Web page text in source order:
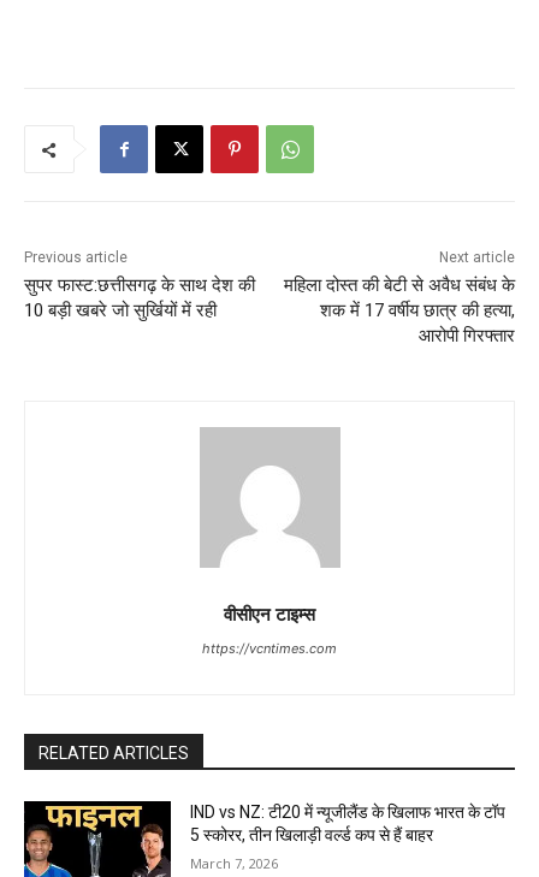
Previous article
सुपर फास्ट:छत्तीसगढ़ के साथ देश की
10 बड़ी खबरे जो सुर्खियों में रही
Next article
महिला दोस्त की बेटी से अवैध संबंध के
शक में 17 वर्षीय छात्र की हत्या,
आरोपी गिरफ्तार
वीसीएन टाइम्स
https://vcntimes.com
RELATED ARTICLES
IND vs NZ: टी20 में न्यूजीलैंड के खिलाफ भारत के टॉप
5 स्कोरर, तीन खिलाड़ी वर्ल्ड कप से हैं बाहर
March 7, 2026